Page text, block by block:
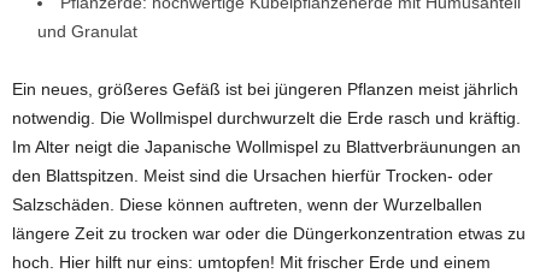
und Granulat
Ein neues, größeres Gefäß ist bei jüngeren Pflanzen meist jährlich
notwendig. Die Wollmispel durchwurzelt die Erde rasch und kräftig.
Im Alter neigt die Japanische Wollmispel zu Blattverbräunungen an
den Blattspitzen. Meist sind die Ursachen hierfür Trocken- oder
Salzschäden. Diese können auftreten, wenn der Wurzelballen
längere Zeit zu trocken war oder die Düngerkonzentration etwas zu
hoch. Hier hilft nur eins: umtopfen! Mit frischer Erde und einem